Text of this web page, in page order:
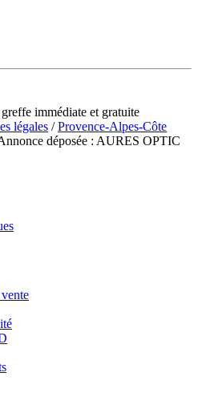
immédiate et gratuite
légales /Provence-Alpes-Côte
déposée : AURES OPTIC